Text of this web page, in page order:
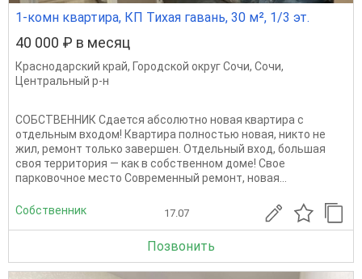
1-комн квартира, КП Тихая гавань, 30 м², 1/3 эт.
40 000 ₽ в месяц
Краснодарский край, Городской округ Сочи, Сочи,
Центральный р-н
СОБСТВЕННИК Сдается абсолютно новая квартира с
отдельным входом! Квартира полностью новая, никто не
жил, ремонт только завершен. Отдельный вход, большая
своя территория — как в собственном доме! Свое
парковочное место Современный ремонт, новая...
Собственник 17.07
Позвонить